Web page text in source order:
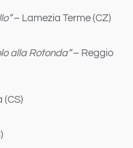
– Lamezia Terme (CZ)
alla Rotonda”– Reggio